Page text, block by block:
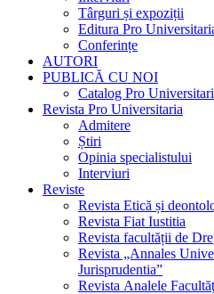
Târguri și expoziții
Editura Pro
Conferințe
AUTORI
PUBLICĂ CU NOI
Catalog Pro
Revista Pro Universitaria
Admitere
Știri
Opinia specialistului
Interviuri
Reviste
Revista Etică și
Revista Fiat Iustitia
Revista facultății de
Revista „Annales
Jurisprudentia”
Revista Analele